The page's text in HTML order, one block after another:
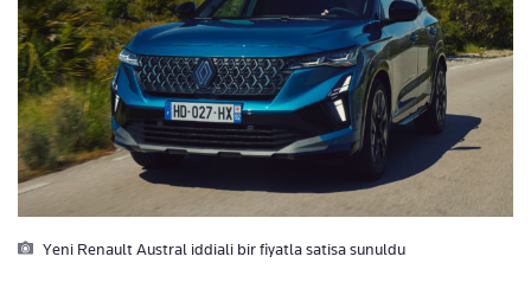
Yeni Renault Austral iddiali bir fiyatla satisa sunuldu